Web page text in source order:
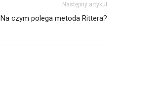
Następny artykuł
Na czym polega metoda Rittera?